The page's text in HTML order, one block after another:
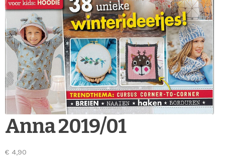
Anna 2019/01
€ 4,90